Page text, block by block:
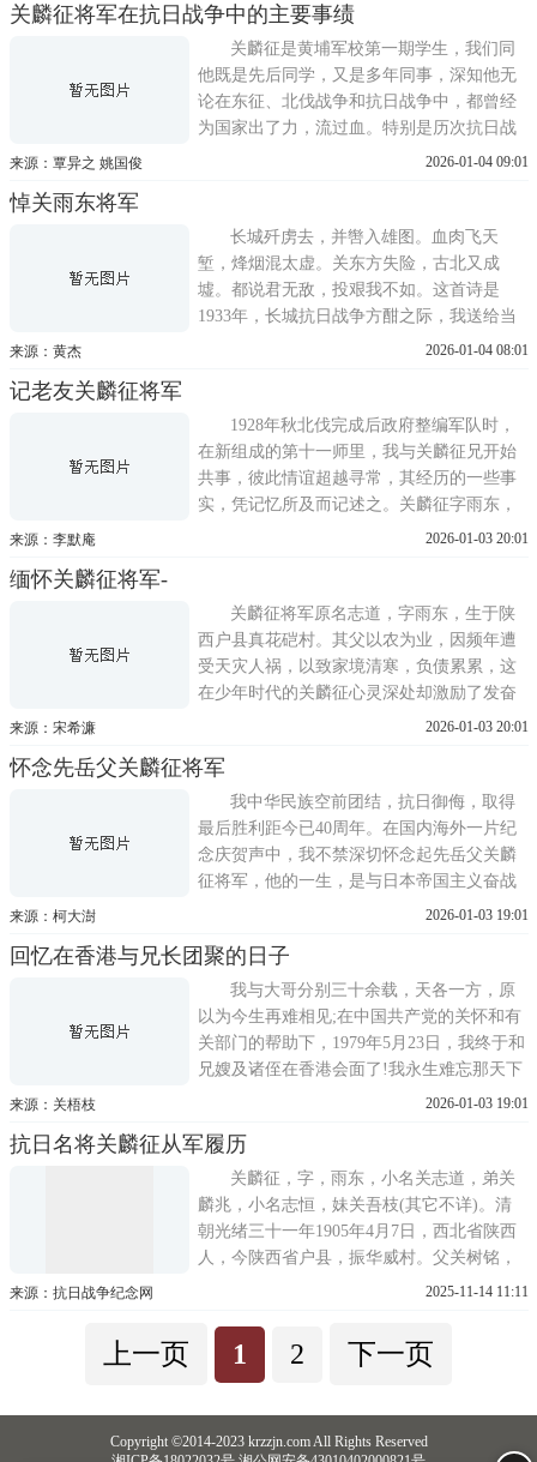
第五十二军付出了毕生精力，也与第五十二
军建立了深厚的感情。而对这个部队的关心
与旧属的爱护，不因其本人离开
关麟征将军在抗日战争中的主要事绩
关麟征是黄埔军校第一期学生，我们同
他既是先后同学，又是多年同事，深知他无
论在东征、北伐战争和抗日战争中，都曾经
为国家出了力，流过血。特别是历次抗日战
役中所表现出的英勇爱国精所建立的显著战
献，扼要地加以回忆。关麟征当师长时期的
抗日爱国事迹1932年
来源：覃异之 姚国俊 2026-01-04 09:01
悼关雨东将军
长城歼虏去，并辔入雄图。血肉飞天
堑，烽烟混太虚。关东方失险，古北又成
墟。都说君无敌，投艰我不如。这首诗是
1933年，长城抗日战争方酣之际，我送给当
时一同参与此一战役的陆军二十五师师长关
的优劫日军。我与关将军在同一战线上并肩
作战，也是从此时
来源：黄杰 2026-01-04 08:01
记老友关麟征将军
1928年秋北伐完成后政府整编军队时，
在新组成的第十一师里，我与关麟征兄开始
共事，彼此情谊超越寻常，其经历的一些事
实，凭记忆所及而记述之。关麟征字雨东，
陕西户县人，我与他同在黄埔军校第一期毕
同事，重义轻利，够交情的好朋友。我与他
有一些相同的巧合，即毕
来源：李默庵 2026-01-03 20:01
缅怀关麟征将军-
关麟征将军原名志道，字雨东，生于陕
西户县真花硙村。其父以农为业，因频年遭
受天灾人祸，以致家境清寒，负债累累，这
在少年时代的关麟征心灵深处却激励了发奋
图强，报效家国的雄心壮志。关麟征将军自
强的封建传统观念的影响。未及冠，蒙陕西
草圣于右任先生引荐，赴黄埔军官学校学习
军事，与吾同窗挚友，朝
来源：宋希濂 2026-01-03 20:01
怀念先岳父关麟征将军
我中华民族空前团结，抗日御侮，取得
最后胜利距今已40周年。在国内海外一片纪
念庆贺声中，我不禁深切怀念起先岳父关麟
征将军，他的一生，是与日本帝国主义奋战
的一生，用他自己的话说是打日本鬼子的一
大营盘，陕西中学生集训总队的所在地。时
间约在1937年春夏之交，他应邀前来作专题
演讲。他穿着草绿色
来源：柯大澍 2026-01-03 19:01
回忆在香港与兄长团聚的日子
我与大哥分别三十余载，天各一方，原
以为今生再难相见;在中国共产党的关怀和有
关部门的帮助下，1979年5月23日，我终于和
兄嫂及诸侄在香港会面了!我永生难忘那天下
午5时许，我由广州至香港，亲人们在火车站
时，大侄女伯琨最先从人群中认出了我，诸
侄快步向我走来，齐声亲热地呼叫着：二姑!
二姑!看到眼前一个个酷
来源：关梧枝 2026-01-03 19:01
抗日名将关麟征从军履历
关麟征，字，雨东，小名关志道，弟关
麟兆，小名志恒，妹关吾枝(其它不详)。清
朝光绪三十一年1905年4月7日，西北省陕西
人，今陕西省户县，振华威村。父关树铭，
母关李氏。1921年，民国十年考入陕西省立
举荐上海寻师于右任，5月考入黄埔军校一期
学习。(广州黄埔岛)入校介绍人于右任，入
来源：抗日战争纪念网 2025-11-14 11:11
上一页 1 2 下一页
Copyright ©2014-2023 krzzjn.com All Rights Reserved